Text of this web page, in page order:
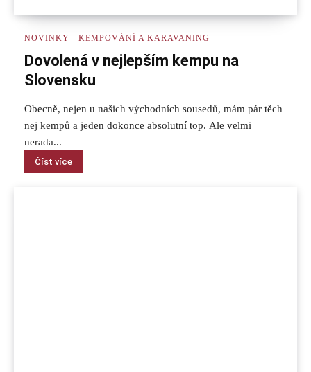
NOVINKY - KEMPOVÁNÍ A KARAVANING
Dovolená v nejlepším kempu na
Slovensku
Obecně, nejen u našich východních sousedů, mám pár těch
nej kempů a jeden dokonce absolutní top. Ale velmi
nerada...
Číst více